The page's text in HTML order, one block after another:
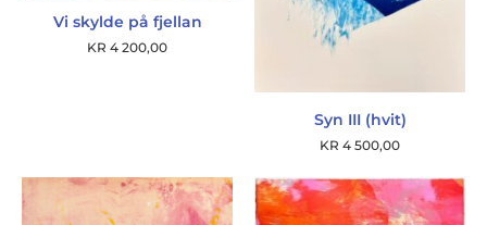
Vi skylde på fjellan
KR 4 200,00
Syn III (hvit)
KR 4 500,00